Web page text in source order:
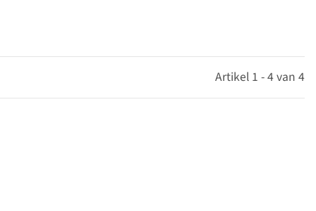
Artikel 1 - 4 van 4